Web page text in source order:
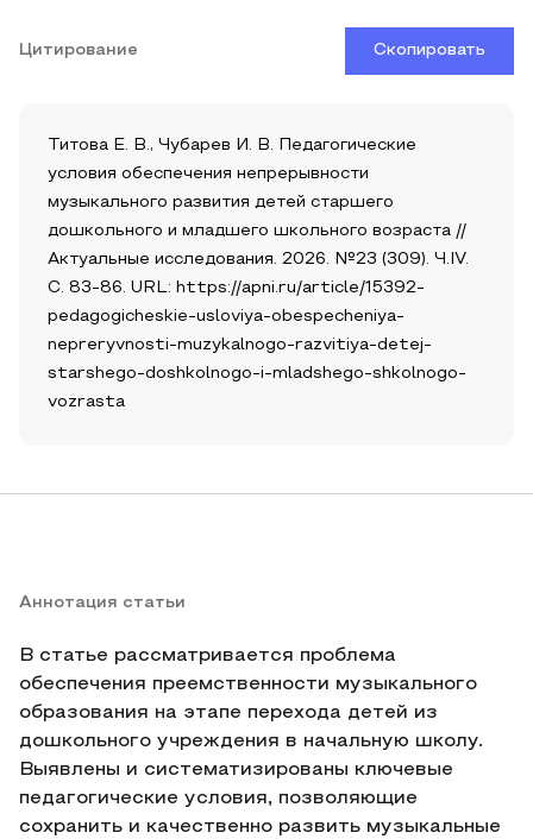
Цитирование Скопировать
Титова Е. В., Чубарев И. В. Педагогические
условия обеспечения непрерывности
музыкального развития детей старшего
дошкольного и младшего школьного возраста //
Актуальные исследования. 2026. №23 (309). Ч.IV.
С. 83-86. URL: https://apni.ru/article/15392-
pedagogicheskie-usloviya-obespecheniya-
nepreryvnosti-muzykalnogo-razvitiya-detej-
starshego-doshkolnogo-i-mladshego-shkolnogo-
vozrasta
Аннотация статьи
В статье рассматривается проблема
обеспечения преемственности музыкального
образования на этапе перехода детей из
дошкольного учреждения в начальную школу.
Выявлены и систематизированы ключевые
педагогические условия, позволяющие
сохранить и качественно развить музыкальные